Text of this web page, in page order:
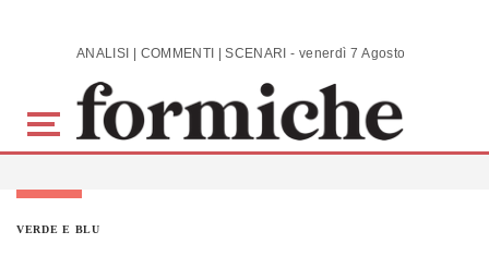
Skip to main content ANALISI | COMMENTI | SCENARI - venerdì 7 Agosto 2026
VERDE E BLU